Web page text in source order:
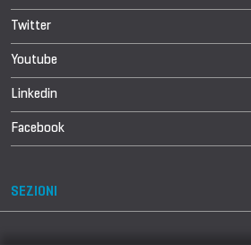
Twitter
Youtube
Linkedin
Facebook
SEZIONI